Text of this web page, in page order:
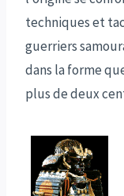
techniques et
guerriers
dans la forme
plus de deux